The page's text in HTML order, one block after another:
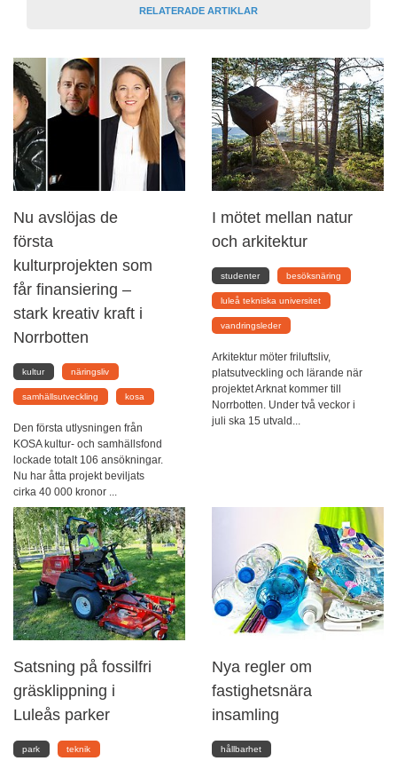
RELATERADE ARTIKLAR
Nu avslöjas de
första
kulturprojekten som
får finansiering –
stark kreativ kraft i
Norrbotten
kultur näringsliv
samhällsutveckling kosa
Den första utlysningen från
KOSA kultur- och samhällsfond
lockade totalt 106 ansökningar.
Nu har åtta projekt beviljats
cirka 40 000 kronor ...
I mötet mellan natur
och arkitektur
studenter besöksnäring
luleå tekniska universitet
vandringsleder
Arkitektur möter friluftsliv,
platsutveckling och lärande när
projektet Arknat kommer till
Norrbotten. Under två veckor i
juli ska 15 utvald...
Satsning på fossilfri
gräsklippning i
Luleås parker
park teknik
Nya regler om
fastighetsnära
insamling
hållbarhet